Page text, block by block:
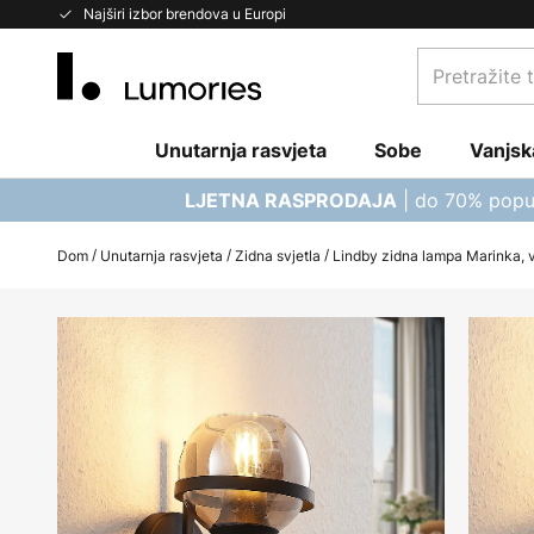
Najširi izbor brendova u Europi
Skip
Pretražite
trgovinu...
Unutarnja rasvjeta Sobe
LJETNA RASPRODAJA | do 70%
Dom Unutarnja rasvjeta Zidna svjetla Lindby zidna lampa Marinka,
Skip
to
the
end
of
the
images